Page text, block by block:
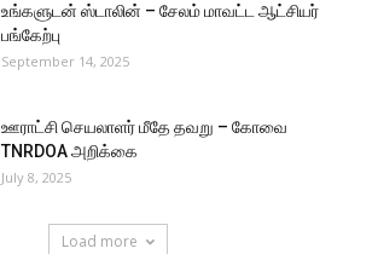
உங்களுடன் ஸ்டாலின் – சேலம் மாவட்ட ஆட்சியர்
பங்கேற்பு
September 14, 2025
ஊராட்சி செயலாளர் மீதே தவறு – கோவை
TNRDOA அறிக்கை
July 8, 2025
Load more